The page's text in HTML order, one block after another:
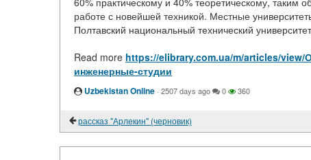
работе с новейшей техникой. Местные
Полтавский национальный технический
Read more https://elibrary.com.ua/m/articles/view/
инженерные-студии
Uzbekistan Online · 2507 days ago 0 360
рассказ "Арлекин" (черновик)